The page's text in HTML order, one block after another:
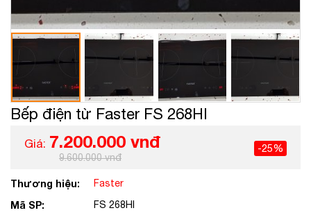
Bếp điện từ Faster FS 268HI
Giá: 7.200.000 vnđ
9.600.000 vnđ
-25%
Thương hiệu: Faster
Mã SP: FS 268HI